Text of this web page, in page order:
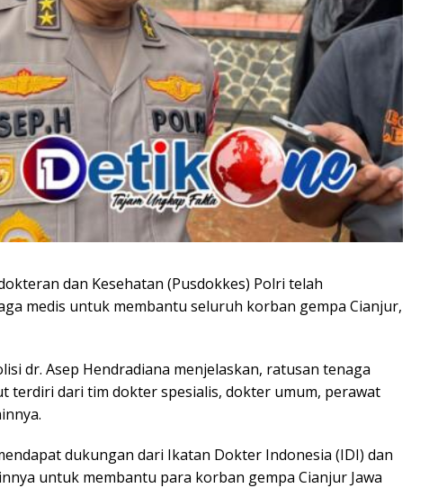
dan Kesehatan (Pusdokkes) Polri telah
medis untuk membantu seluruh korban gempa Cianjur,
dr. Asep Hendradiana menjelaskan, ratusan tenaga
terdiri dari tim dokter spesialis, dokter umum, perawat
dukungan dari Ikatan Dokter Indonesia (IDI) dan
untuk membantu para korban gempa Cianjur Jawa